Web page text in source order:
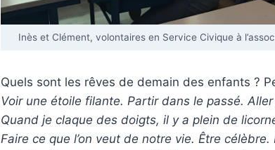
Inès et Clément, volontaires en Service Civique à
Quels sont les rêves de demain des enfants ?
Voir une étoile filante. Partir dans le passé.
Quand je claque des doigts, il y a plein de
Faire ce que l’on veut de notre vie. Être célèbre.